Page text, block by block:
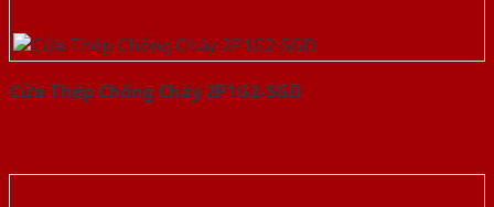
Cửa Thép Chống Cháy 2P1G2-SGD